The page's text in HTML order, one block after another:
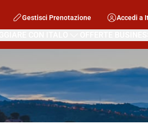
Gestisci Prenotazione Accedi a